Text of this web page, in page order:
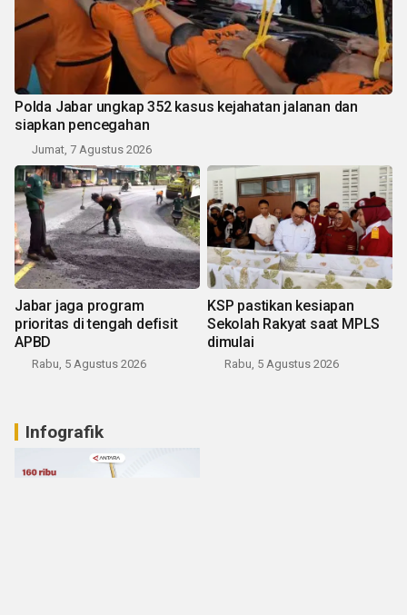
Polda Jabar ungkap 352 kasus kejahatan jalanan dan
siapkan pencegahan
Jumat, 7 Agustus 2026
Jabar jaga program
prioritas di tengah defisit
APBD
Rabu, 5 Agustus 2026
KSP pastikan kesiapan
Sekolah Rakyat saat MPLS
dimulai
Rabu, 5 Agustus 2026
Infografik